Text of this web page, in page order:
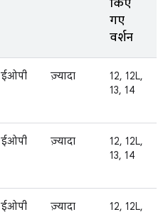
किए
गए
वर्शन
ईओपी ज़्यादा
12, 12L,
13, 14
ईओपी ज़्यादा
12, 12L,
13, 14
ईओपी ज़्यादा
12, 12L,